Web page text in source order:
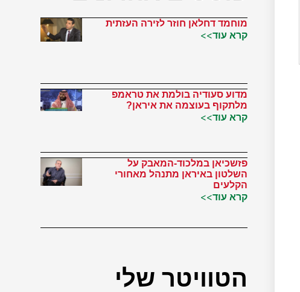
מוחמד דחלאן חוזר לזירה העזתית
קרא עוד>>
מדוע סעודיה בולמת את טראמפ
מלתקוף בעוצמה את איראן?
קרא עוד>>
פזשכיאן במלכוד-המאבק על
השלטון באיראן מתנהל מאחורי
הקלעים
קרא עוד>>
הטוויטר שלי